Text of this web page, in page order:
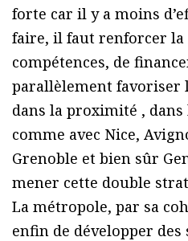
forte car il y a moins
faire, il faut renforcer la
compétences, de
parallèlement favoriser
dans la proximité ,
comme avec Nice,
Grenoble et bien sûr
mener cette double
La métropole, par sa
enfin de développer des